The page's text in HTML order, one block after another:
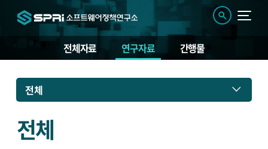
전체자료 연구자료 간행물
전체
전체